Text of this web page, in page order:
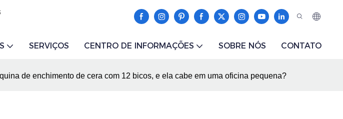
SERVIÇOS CENTRO DE INFORMAÇÕES SOBRE NÓS CONTATO
de enchimento de cera com 12 bicos, e ela cabe em uma oficina pequena?